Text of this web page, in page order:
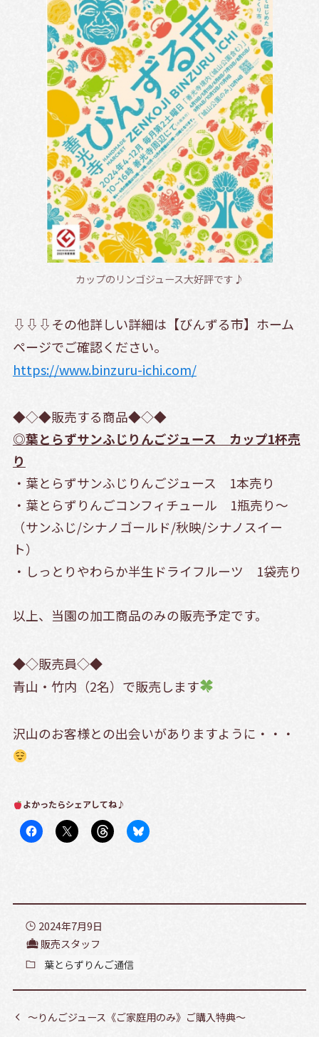
カップのリンゴジュース大好評です♪
⇩⇩⇩その他詳しい詳細は【びんずる市】ホーム
ページでご確認ください。
https://www.binzuru-ichi.com/
◆◇◆販売する商品◆◇◆
◎葉とらずサンふじりんごジュース カップ1杯売
り
・葉とらずサンふじりんごジュース 1本売り
・葉とらずりんごコンフィチュール 1瓶売り～
（サンふじ/シナノゴールド/秋映/シナノスイー
ト）
・しっとりやわらか半生ドライフルーツ 1袋売り
以上、当園の加工商品のみの販売予定です。
◆◇販売員◇◆
青山・竹内（2名）で販売します
沢山のお客様との出会いがありますように・・・
よかったらシェアしてね♪
2024年7月9日
販売スタッフ
葉とらずりんご通信
～りんごジュース《ご家庭用のみ》ご購入特典～